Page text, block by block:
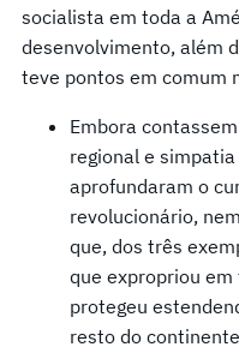
socialista em toda a
desenvolvimento, além
teve pontos em comum
Embora
regional e
aprofundaram o
revolucionário,
que, dos três
que expropriou
protegeu
resto do